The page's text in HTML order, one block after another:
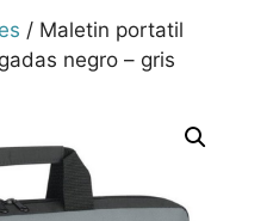
/ Maletin portatil
negro – gris